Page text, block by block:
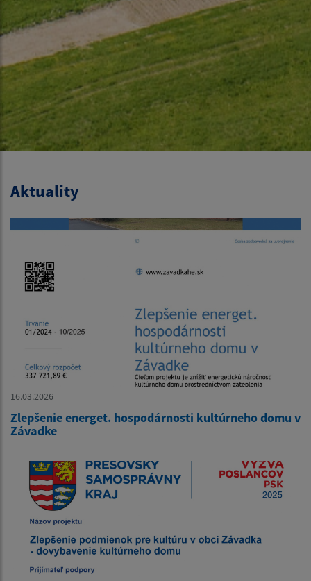
Aktuality
16.03.2026
Zlepšenie energet. hospodárnosti kultúrneho domu v
Závadke